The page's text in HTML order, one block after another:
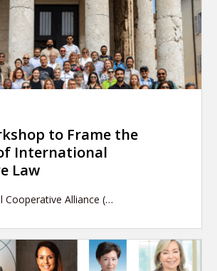
to Frame the
International
Law
Cooperative Alliance (…